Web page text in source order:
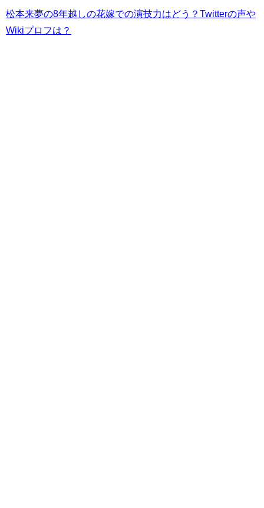
松本来夢の8年越しの花嫁での演技力はどう？Twitterの声や
Wikiプロフは？